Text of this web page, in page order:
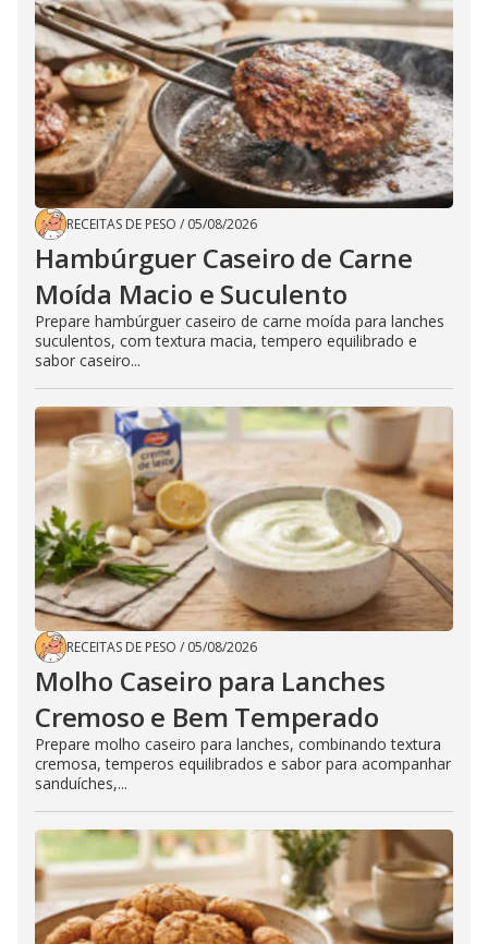
RECEITAS DE PESO / 05/08/2026
Hambúrguer Caseiro de Carne
Moída Macio e Suculento
Prepare hambúrguer caseiro de carne moída para lanches
suculentos, com textura macia, tempero equilibrado e
sabor caseiro...
RECEITAS DE PESO / 05/08/2026
Molho Caseiro para Lanches
Cremoso e Bem Temperado
Prepare molho caseiro para lanches, combinando textura
cremosa, temperos equilibrados e sabor para acompanhar
sanduíches,...